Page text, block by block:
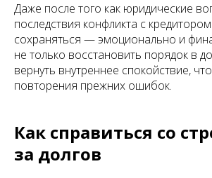
Даже после того как юридические
последствия конфликта с
сохраняться — эмоционально и
не только восстановить порядок в
вернуть внутреннее спокойствие,
повторения прежних ошибок.
Как справиться со
за долгов